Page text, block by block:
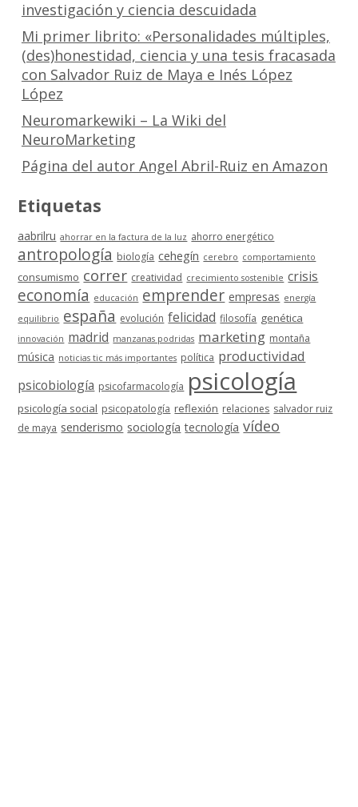
investigación y ciencia descuidada
Mi primer librito: «Personalidades múltiples,
(des)honestidad, ciencia y una tesis fracasada
con Salvador Ruiz de Maya e Inés López
López
Neuromarkewiki – La Wiki del
NeuroMarketing
Página del autor Angel Abril-Ruiz en Amazon
Etiquetas
aabrilru ahorrar en la factura de la luz ahorro energético
antropología biología cehegín cerebro comportamiento
consumismo correr creatividad crecimiento sostenible crisis
economía educación emprender empresas energía
equilibrio españa evolución felicidad filosofía genética
innovación madrid manzanas podridas marketing montaña
música noticias tic más importantes política productividad
psicobiología psicofarmacología psicología
psicología social psicopatología reflexión relaciones salvador ruiz
de maya senderismo sociología tecnología vídeo